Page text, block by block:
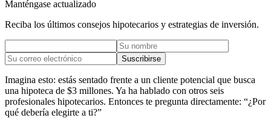
Manténgase actualizado
Reciba los últimos consejos hipotecarios y estrategias de inversión.
Suscribirse
Imagina esto: estás sentado frente a un cliente potencial que busca
una hipoteca de $3 millones. Ya ha hablado con otros seis
profesionales hipotecarios. Entonces te pregunta directamente: “¿Por
qué debería elegirte a ti?”